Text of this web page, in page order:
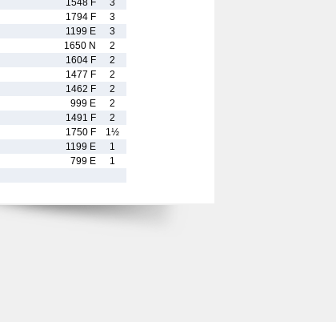
1548 F
3
1794 F
3
1199 E
3
1650 N
2
1604 F
2
1477 F
2
1462 F
2
999 E
2
1491 F
2
1750 F
1½
1199 E
1
799 E
1